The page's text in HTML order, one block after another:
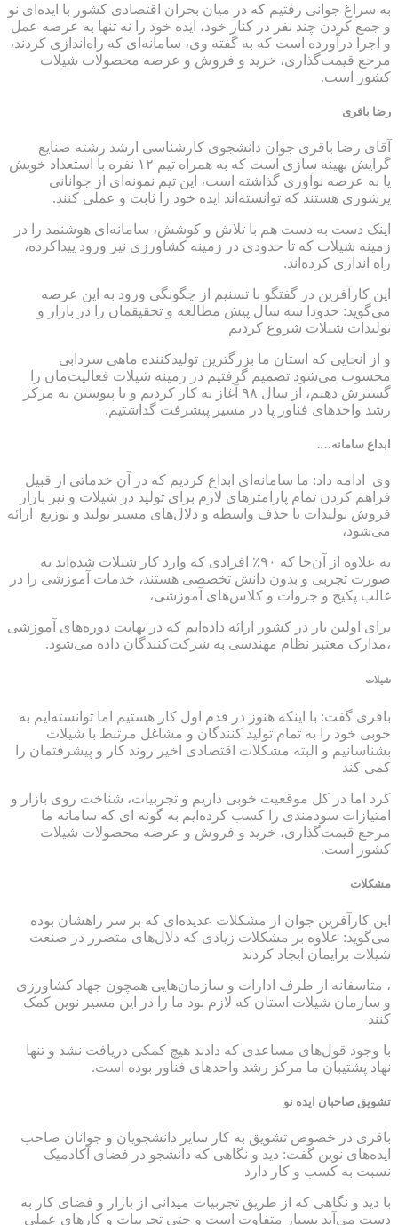
به سراغ جوانی رفتیم که در میان بحران اقتصادی کشور با ایده‌ای نو
و جمع کردن چند نفر در کنار خود، ایده خود را نه تنها به عرصه عمل
و اجرا درآورده است که به گفته وی، سامانه‌ای که راه‌اندازی کردند،
مرجع قیمت‌گذاری، خرید و فروش و عرضه‌ محصولات شیلات
کشور است.
رضا باقری
آقای رضا باقری جوان دانشجوی کارشناسی ارشد رشته‌ صنایع
گرایش بهینه سازی است که به همراه تیم ۱۲ نفره‌ با استعداد خویش
پا به عرصه‌ نوآوری گذاشته است، این تیم نمونه‌ای از جوانانی
پرشوری هستند که توانسته‌اند ایده‌ خود را ثابت و عملی کنند.
اینک دست به دست هم با تلاش و کوشش، سامانه‌ای هوشنمد را در
زمینه‌ شیلات ‌که تا حدودی در زمینه‌ کشاورزی نیز ورود پیداکرده،
راه اندازی کرده‌اند.
این کارآفرین در گفتگو با تسنیم از چگونگی ورود به این عرصه
می‌گوید: حدودا سه سال پیش مطالعه و تحقیقمان را در بازار و
تولیدات شیلات شروع کردیم
و از آنجایی که استان ما بزرگترین تولید‌کننده‌ ماهی سردابی
محسوب می‌شود تصمیم گرفتیم در زمینه‌ شیلات فعالیت‌مان را
گسترش دهیم، از سال ۹۸ آغاز به کار کردیم و با پیوستن به مرکز
رشد واحدهای فناور پا در مسیر پیشرفت گذاشتیم.
ابداع سامانه….
وی ادامه داد: ما سامانه‌ای ابداع کردیم که در آن خدماتی از قبیل
فراهم کردن تمام پارامتر‌های لازم برای تولید در شیلات و نیز بازار
فروش تولیدات با حذف واسطه و دلال‌های مسیر تولید و توزیع ارائه
می‌شود،
به علاوه از آن‌جا که ۹۰٪ افرادی که وارد کار شیلات شده‌اند به
صورت تجربی و بدون دانش تخصصی هستند، خدمات آموزشی را در
غالب پکیج و جزوات و کلاس‌های آموزشی،
برای اولین بار در کشور ارائه داده‌ایم که در نهایت دوره‌های آموزشی
،مدارک معتبر نظام مهندسی به شرکت‌کنندگان داده می‌شود.
شیلات
باقری گفت: با اینکه هنوز در قدم اول کار هستیم اما توانسته‌ایم به
خوبی خود را به تمام تولید کنندگان و مشاغل مرتبط با شیلات
بشناسانیم و البته مشکلات اقتصادی اخیر روند کار و پیشرفتمان را
کمی کند
کرد اما در کل موقعیت خوبی داریم و تجربیات، شناخت روی بازار و
امتیازات سودمندی را کسب کرده‌ایم به گونه ای که سامانه‌ ما
مرجع قیمت‌گذاری، خرید و فروش و عرضه‌ محصولات شیلات
کشور است.
مشکلات
این کارآفرین جوان از مشکلات عدیده‌ای که بر سر راهشان بوده
می‌گوید: علاوه بر مشکلات زیادی که دلال‌های متضرر در صنعت
شیلات برایمان ایجاد کردند
، متاسفانه از طرف ادارات و سازمان‌هایی همچون جهاد کشاورزی
و سازمان شیلات استان که لازم بود ما‌ را در این مسیر نوین کمک
کنند
با وجود قول‌های مساعدی که دادند هیچ کمکی دریافت نشد و تنها
نهاد پشتیبان ما مرکز رشد واحدهای فناور بوده است.
تشویق صاحبان ایده نو
باقری در خصوص تشویق به کار سایر دانشجویان و جوانان صاحب
ایده‌های نوین گفت: دید و نگاهی که دانشجو در فضای آکادمیک
نسبت به کسب و کار دارد
با دید و نگاهی که از طریق تجربیات میدانی از بازار و فضای کار به
دست می‌آید بسیار متفاوت است و حتی تجربیات و کارهای عملی